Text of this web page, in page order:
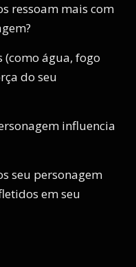
ressoam mais com
água, fogo
do seu
influencia
seu personagem
em seu